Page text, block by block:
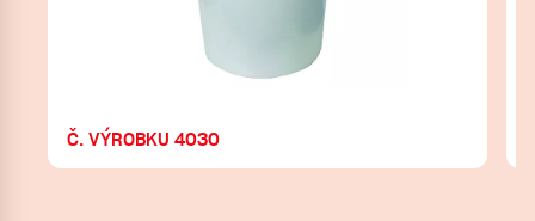
Č. VÝROBKU 4030